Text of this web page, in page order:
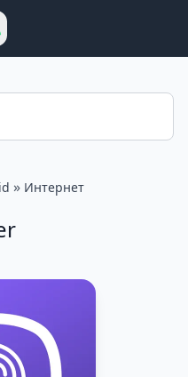
» Интернет